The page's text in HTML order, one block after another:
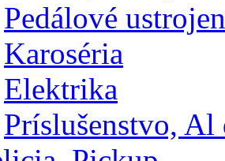
Pedálové
Karoséria
Elektrika
Príslušenstvo, Al